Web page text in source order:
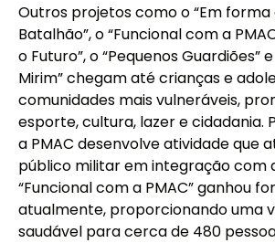
Outros projetos como o “Em
Batalhão”, o “Funcional com a
o Futuro”, o “Pequenos Guardiões”
Mirim” chegam até crianças e
comunidades mais vulneráveis,
esporte, cultura, lazer e cidadania.
a PMAC desenvolve atividade que
público militar em integração com
“Funcional com a PMAC” ganhou
atualmente, proporcionando uma
saudável para cerca de 480